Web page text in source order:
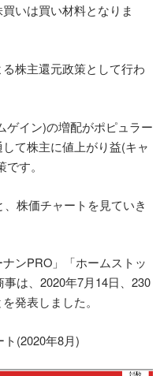
いは買い材料となりま
株主還元政策として行わ
ゲイン)の増配がポピュラー
て株主に値上がり益(キャ
す。
株価チャートを見ていき
ンPRO」「ホームストッ
は、2020年7月14日、230
発表しました。
ト(2020年8月)